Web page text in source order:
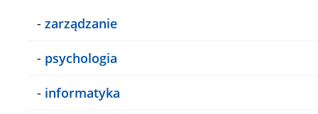
- zarządzanie
- psychologia
- informatyka